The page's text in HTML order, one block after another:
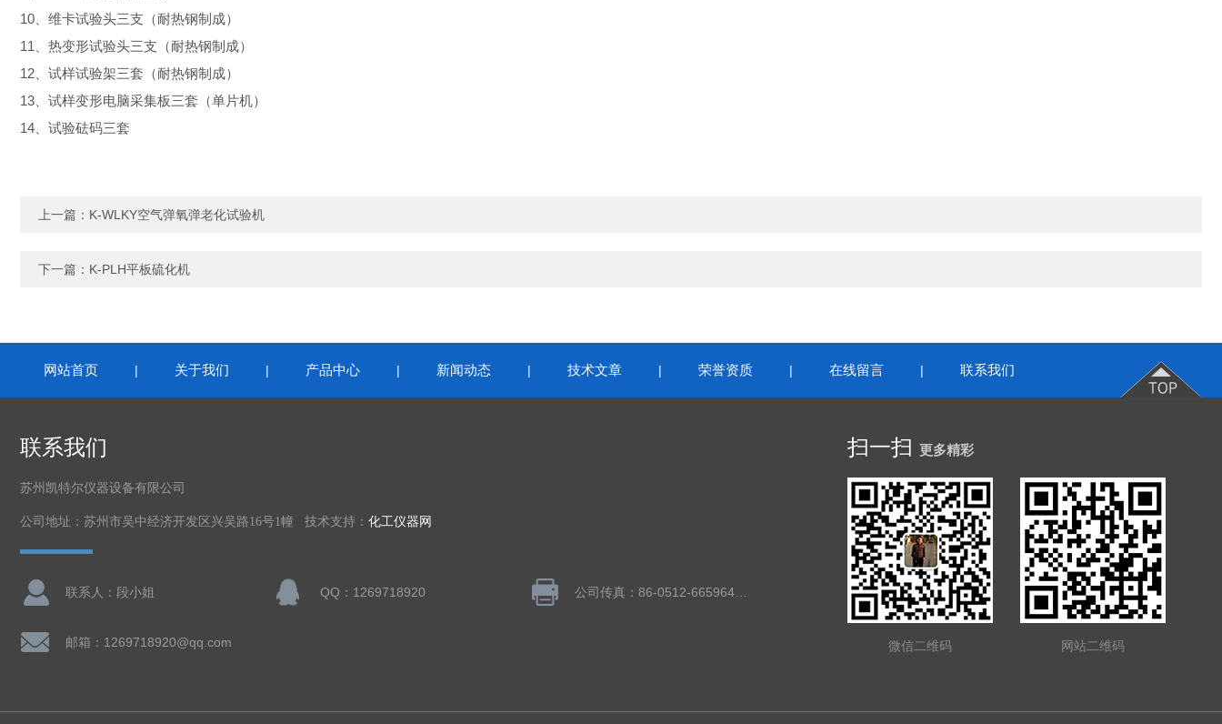
10 、维卡试验头三支（耐热钢制成）
11
、热变形试验头三支（耐热钢制成）
12 、试样试验架三套（耐热钢制成）
13 、试样变形电脑采集板三套（单片机）
14 、试验砝码三套
上一篇： K-WLKY空气弹氧弹老化试验机
下一篇： K-PLH平板硫化机
网站首页 | 关于我们 | 产品中心 | 新闻动态 | 技术文章 | 荣誉资质 | 在线留言 | 联系我们
联系我们
苏州凯特尔仪器设备有限公司
公司地址：苏州市吴中经济开发区兴吴路16号1幢 技术支持： 化工仪器网
联系人：段小姐 QQ：1269718920
邮箱：1269718920@qq.com
扫一扫 更多精彩
微信二维码 网站二维码